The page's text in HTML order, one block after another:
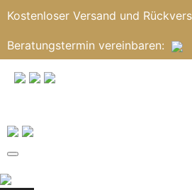
Kostenloser Versand und
Beratungstermin vereinbaren: